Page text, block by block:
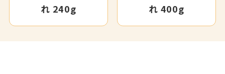
れ 240g
れ 400g